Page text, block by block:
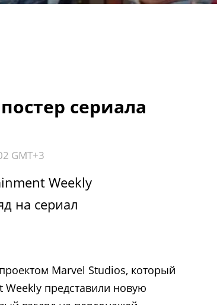
сериала
GMT+3
Weekly
на сериал
Marvel Studios, который
представили новую